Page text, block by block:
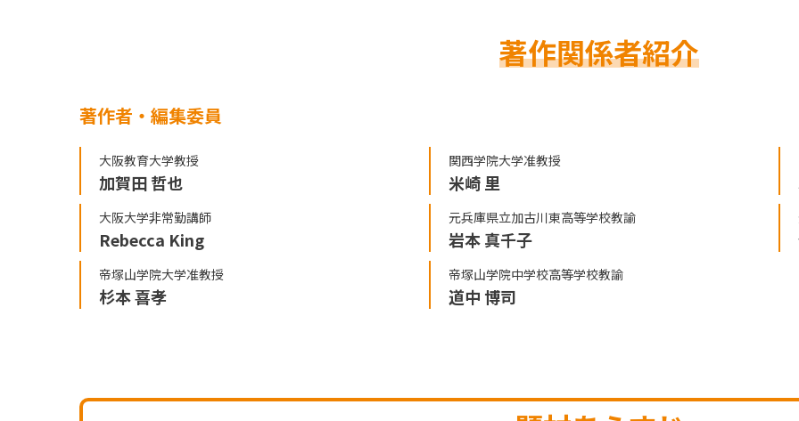
著作関係者紹介
著作者・編集委員
大阪教育大学教授
加賀田 哲也
関西学院大学准教授
米崎 里
大阪大学非常勤講師
Rebecca King
元兵庫県立加古川東高等学校教諭
岩本 真千子
帝塚山学院大学准教授
杉本 喜孝
帝塚山学院中学校高等学校教諭
道中 博司